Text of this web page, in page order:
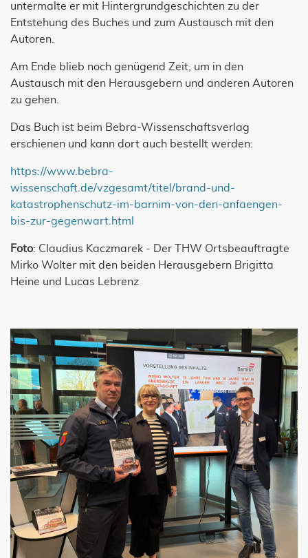
untermalte er mit Hintergrundgeschichten zu der
Entstehung des Buches und zum Austausch mit den
Autoren.
Am Ende blieb noch genügend Zeit, um in den
Austausch mit den Herausgebern und anderen Autoren
zu gehen.
Das Buch ist beim Bebra-Wissenschaftsverlag
erschienen und kann dort auch bestellt werden:
https://www.bebra-
wissenschaft.de/vzgesamt/titel/brand-und-
katastrophenschutz-im-barnim-von-den-anfaengen-
bis-zur-gegenwart.html
Foto: Claudius Kaczmarek - Der THW Ortsbeauftragte
Mirko Wolter mit den beiden Herausgebern Brigitta
Heine und Lucas Lebrenz